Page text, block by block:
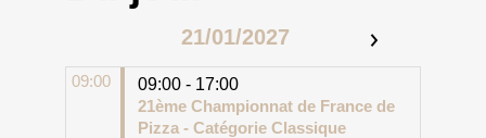
21/01/2027
09:00 09:00 - 17:00
21ème Championnat de France de
Pizza - Catégorie Classique